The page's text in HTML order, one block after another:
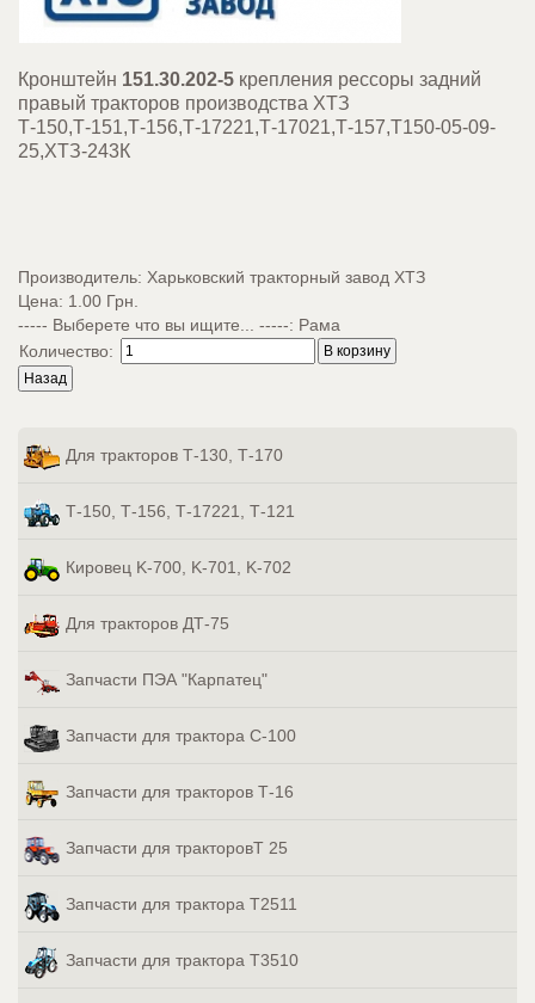
Кронштейн 151.30.202-5 крепления рессоры задний
правый тракторов производства ХТЗ
Т-150,Т-151,Т-156,Т-17221,Т-17021,Т-157,Т150-05-09-
25,ХТЗ-243К
Производитель: Харьковский тракторный завод ХТЗ
Цена: 1.00 Грн.
----- Выберете что вы ищите... -----: Рама
Количество:
Для тракторов Т-130, Т-170
Т-150, Т-156, Т-17221, Т-121
Кировец K-700, K-701, K-702
Для тракторов ДТ-75
Запчасти ПЭА "Карпатец"
Запчасти для трактора С-100
Запчасти для тракторов Т-16
Запчасти для тракторовТ 25
Запчасти для трактора Т2511
Запчасти для трактора Т3510